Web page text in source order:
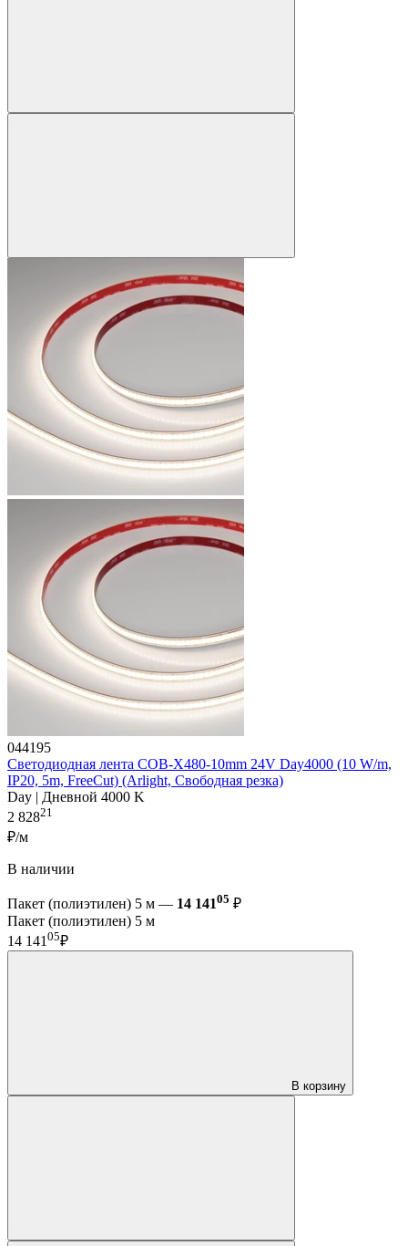
044195
Светодиодная лента COB-X480-10mm 24V Day4000 (10 W/m,
IP20, 5m, FreeCut) (Arlight, Свободная резка)
Day | Дневной 4000 K
2 82821
₽/м
В наличии
Пакет (полиэтилен) 5 м — 14 14105 ₽
Пакет (полиэтилен) 5 м
14 14105₽
В корзину